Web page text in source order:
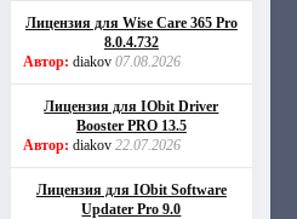
Лицензия для Wise Care 365 Pro
8.0.4.732
Автор: diakov 07.08.2026
Лицензия для IObit Driver
Booster PRO 13.5
Автор: diakov 22.07.2026
Лицензия для IObit Software
Updater Pro 9.0